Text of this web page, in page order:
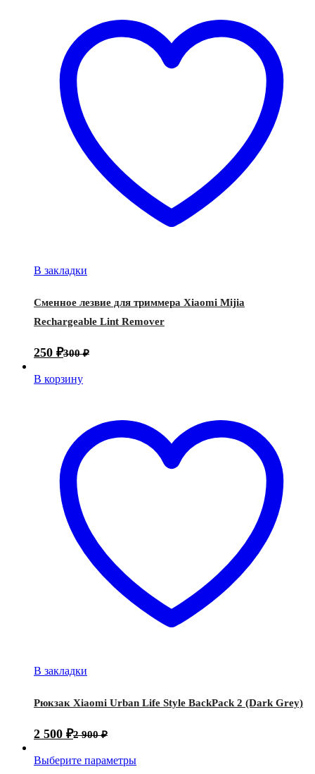
В закладки
Сменное лезвие для триммера Xiaomi Mijia
Rechargeable Lint Remover
250 ₽300₽
В корзину
В закладки
Рюкзак Xiaomi Urban Life Style BackPack 2 (Dark Grey)
2 500 ₽2 900₽
Выберите параметры